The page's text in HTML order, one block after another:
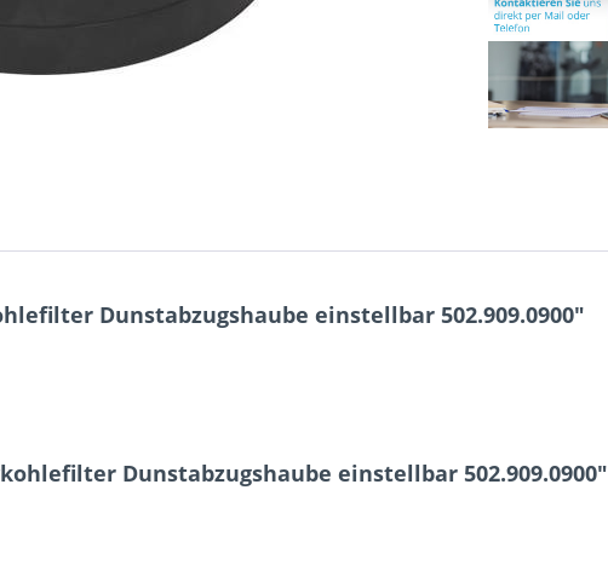
Dunstabzugshaube einstellbar 502.909.0900"
Dunstabzugshaube einstellbar 502.909.0900"